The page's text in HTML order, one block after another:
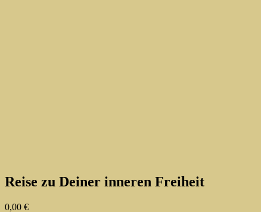
Reise zu Deiner inneren Freiheit
0,00 €